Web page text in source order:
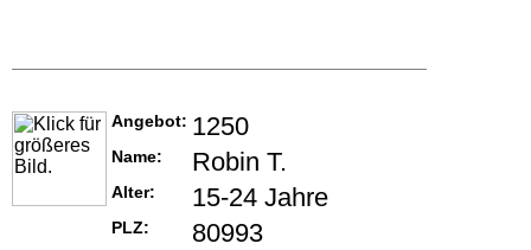
Angebot: 1250
Name: Robin T.
Alter: 15-24 Jahre
PLZ: 80993